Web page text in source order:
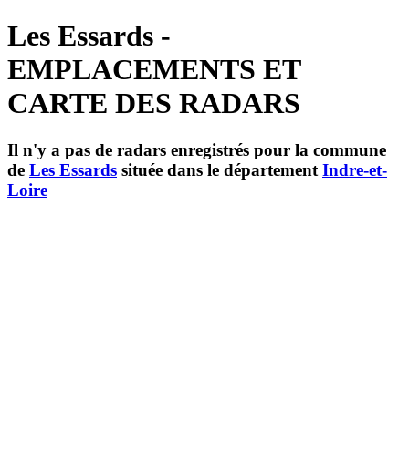
Les Essards -
EMPLACEMENTS ET
CARTE DES RADARS
Il n'y a pas de radars enregistrés pour la commune
de Les Essards située dans le département Indre-et-
Loire